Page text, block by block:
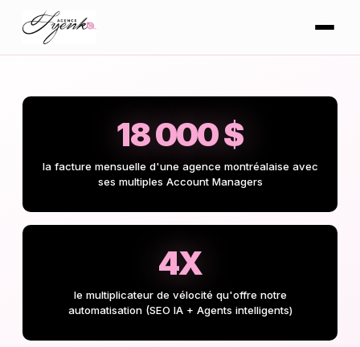
18 000 $
la facture mensuelle d'une agence montréalaise avec
ses multiples Account Managers
4X
le multiplicateur de vélocité qu'offre notre
automatisation (SEO IA + Agents intelligents)